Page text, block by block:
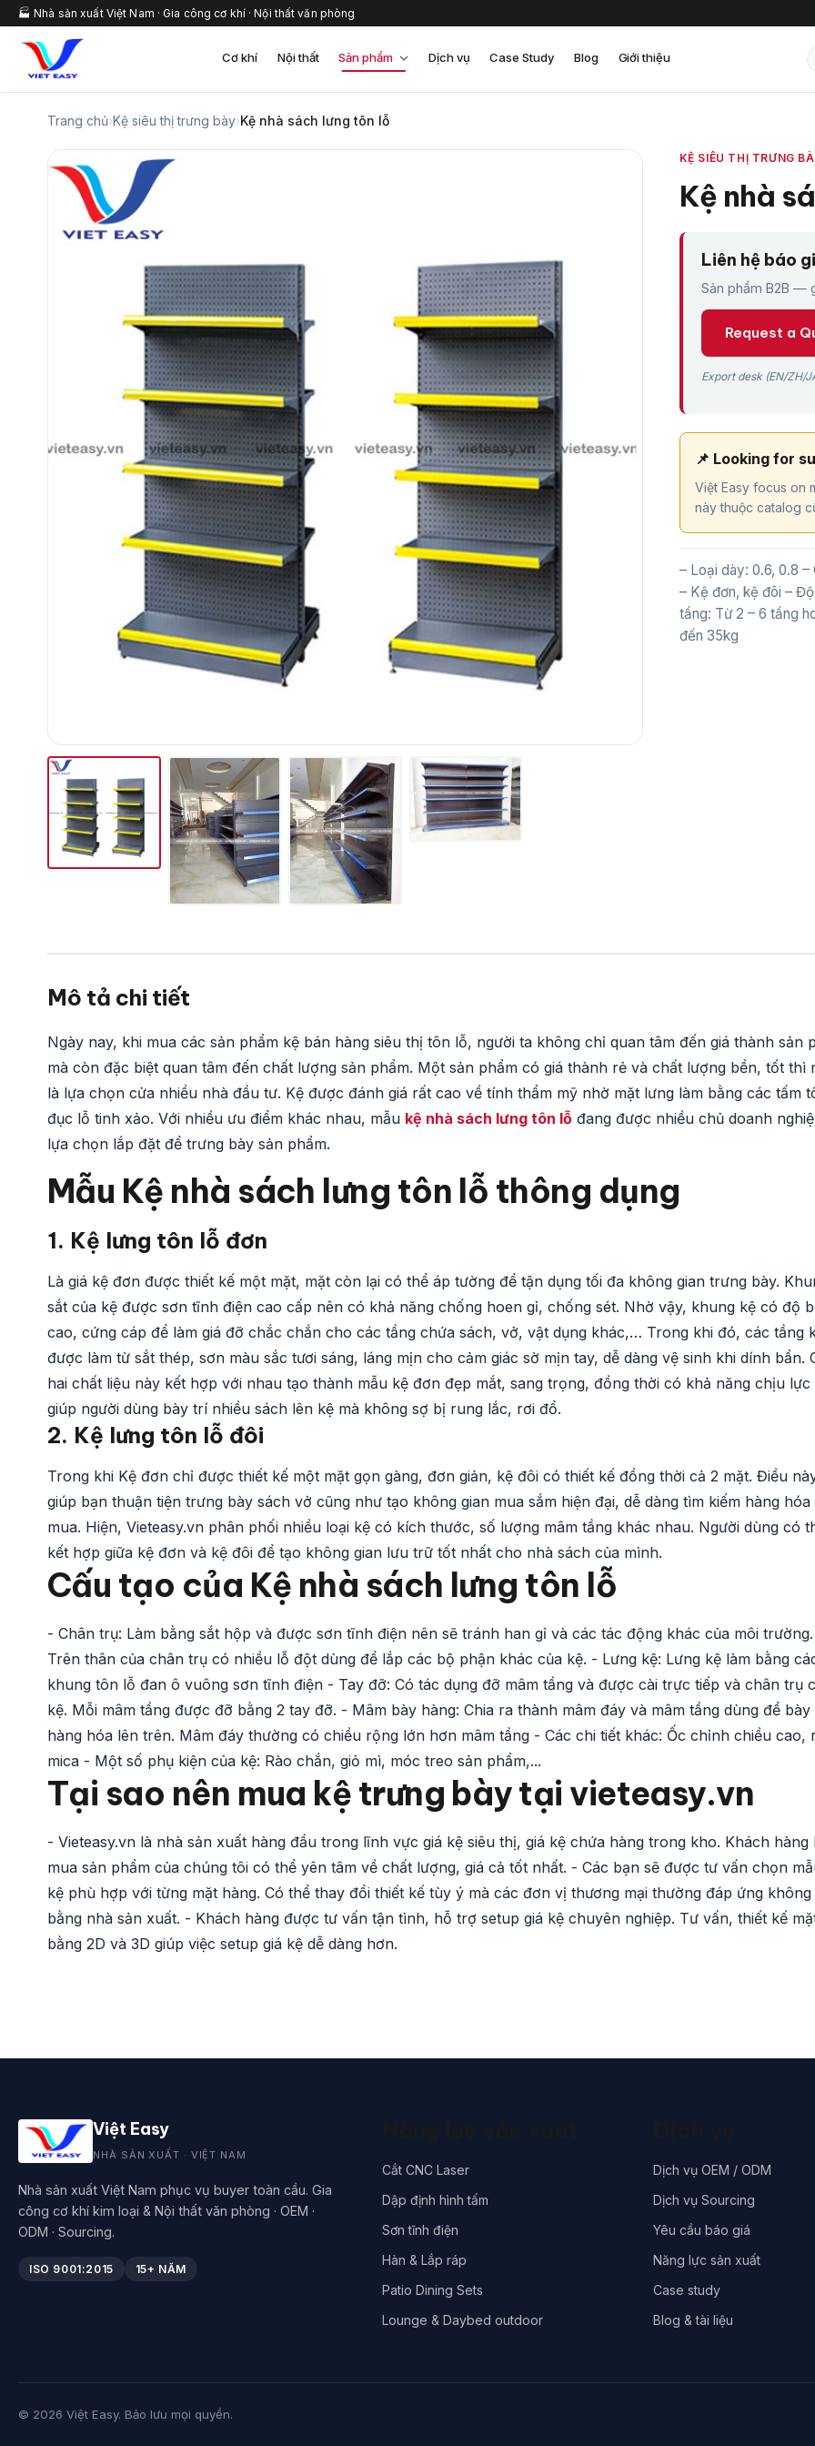
🏭 Nhà sản xuất Việt Nam · Gia công cơ khí · Nội thất văn phòng
Cơ khí Nội thất Sản phẩm Dịch vụ Case Study Blog Giới thiệu
Trang chủ›Kệ siêu thị trưng bày›Kệ nhà sách lưng tôn lỗ
KỆ SIÊU THỊ TRƯNG
Kệ nhà
Liên hệ báo
Sản phẩm B2B —
Request a
Export desk (EN/ZH/
📌 Looking for
Việt Easy focus on
này thuộc catalog
– Loại dày: 0.6, 0.8 –
– Kệ đơn, kệ đôi –
tầng: Từ 2 – 6 tầng
đến 35kg
Mô tả chi tiết
Ngày nay, khi mua các sản phẩm kệ bán hàng siêu thị tôn lỗ, người ta không chỉ quan tâm đến giá thành sản
mà còn đặc biệt quan tâm đến chất lượng sản phẩm. Một sản phẩm có giá thành rẻ và chất lượng bền, tốt thì
là lựa chọn cửa nhiều nhà đầu tư. Kệ được đánh giá rất cao về tính thẩm mỹ nhờ mặt lưng làm bằng các tấm
đục lỗ tinh xảo. Với nhiều ưu điểm khác nhau, mẫu kệ nhà sách lưng tôn lỗ đang được nhiều chủ doanh
lựa chọn lắp đặt để trưng bày sản phẩm.
Mẫu Kệ nhà sách lưng tôn lỗ thông dụng
1. Kệ lưng tôn lỗ đơn
Là giá kệ đơn được thiết kế một mặt, mặt còn lại có thể áp tường để tận dụng tối đa không gian trưng bày.
sắt của kệ được sơn tĩnh điện cao cấp nên có khả năng chống hoen gỉ, chống sét. Nhờ vậy, khung kệ có độ
cao, cứng cáp để làm giá đỡ chắc chắn cho các tầng chứa sách, vở, vật dụng khác,… Trong khi đó, các tầng
được làm từ sắt thép, sơn màu sắc tươi sáng, láng mịn cho cảm giác sờ mịn tay, dễ dàng vệ sinh khi dính bẩn.
hai chất liệu này kết hợp với nhau tạo thành mẫu kệ đơn đẹp mắt, sang trọng, đồng thời có khả năng chịu lực
giúp người dùng bày trí nhiều sách lên kệ mà không sợ bị rung lắc, rơi đổ.
2. Kệ lưng tôn lỗ đôi
Trong khi Kệ đơn chỉ được thiết kế một mặt gọn gàng, đơn giản, kệ đôi có thiết kế đồng thời cả 2 mặt. Điều
giúp bạn thuận tiện trưng bày sách vở cũng như tạo không gian mua sắm hiện đại, dễ dàng tìm kiếm hàng hóa
mua. Hiện, Vieteasy.vn phân phối nhiều loại kệ có kích thước, số lượng mâm tầng khác nhau. Người dùng có
kết hợp giữa kệ đơn và kệ đôi để tạo không gian lưu trữ tốt nhất cho nhà sách của mình.
Cấu tạo của Kệ nhà sách lưng tôn lỗ
- Chân trụ: Làm bằng sắt hộp và được sơn tĩnh điện nên sẽ tránh han gỉ và các tác động khác của môi trường.
Trên thân của chân trụ có nhiều lỗ đột dùng để lắp các bộ phận khác của kệ. - Lưng kệ: Lưng kệ làm bằng
khung tôn lỗ đan ô vuông sơn tĩnh điện - Tay đỡ: Có tác dụng đỡ mâm tầng và được cài trực tiếp và chân trụ
kệ. Mỗi mâm tầng được đỡ bằng 2 tay đỡ. - Mâm bày hàng: Chia ra thành mâm đáy và mâm tầng dùng để bày
hàng hóa lên trên. Mâm đáy thường có chiều rộng lớn hơn mâm tầng - Các chi tiết khác: Ốc chỉnh chiều cao,
mica - Một số phụ kiện của kệ: Rào chắn, giỏ mì, móc treo sản phẩm,...
Tại sao nên mua kệ trưng bày tại vieteasy.vn
- Vieteasy.vn là nhà sản xuất hàng đầu trong lĩnh vực giá kệ siêu thị, giá kệ chứa hàng trong kho. Khách hàng
mua sản phẩm của chúng tôi có thể yên tâm về chất lượng, giá cả tốt nhất. - Các bạn sẽ được tư vấn chọn
kệ phù hợp với từng mặt hàng. Có thể thay đổi thiết kế tùy ý mà các đơn vị thương mại thường đáp ứng
bằng nhà sản xuất. - Khách hàng được tư vấn tận tình, hỗ trợ setup giá kệ chuyên nghiệp. Tư vấn, thiết kế
bằng 2D và 3D giúp việc setup giá kệ dễ dàng hơn.
Việt Easy
NHÀ SẢN XUẤT · VIỆT NAM
Nhà sản xuất Việt Nam phục vụ buyer toàn cầu. Gia
công cơ khí kim loại & Nội thất văn phòng · OEM ·
ODM · Sourcing.
ISO 9001:2015 15+ NĂM
Cắt CNC Laser
Dập định hình tấm
Sơn tĩnh điện
Hàn & Lắp ráp
Patio Dining Sets
Lounge & Daybed outdoor
Dịch vụ OEM / ODM
Dịch vụ Sourcing
Yêu cầu báo giá
Năng lực sản xuất
Case study
Blog & tài liệu
© 2026 Việt Easy. Bảo lưu mọi quyền.